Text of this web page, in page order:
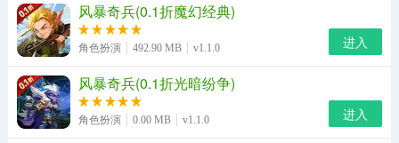
风暴奇兵手游优势
【别样战斗 酣畅打斗狩猎巨型怪兽】
突破手游传统战斗格局，低视角打斗格局带来游戏身临其
境新体验。与敌人争锋交战不仅单纯追求打击感，更要证
风暴奇兵(0.1折魔幻经典)
角色扮演 492.90 MB v1.1.0 进入
风暴奇兵(0.1折光暗纷争)
角色扮演 0.00 MB v1.1.0 进入